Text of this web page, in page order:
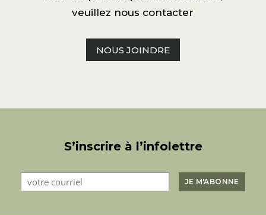
veuillez nous contacter
NOUS JOINDRE
S’inscrire à l’infolettre